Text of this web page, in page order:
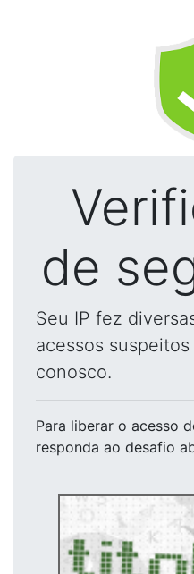
de
Seu IP fez
acessos
conosco.
Para liberar o acesso
responda ao desafio